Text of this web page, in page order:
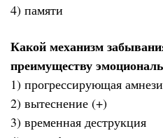
4) памяти
Какой механизм
преимуществу
1) прогрессирующая
2) вытеснение (+)
3) временная деструкция